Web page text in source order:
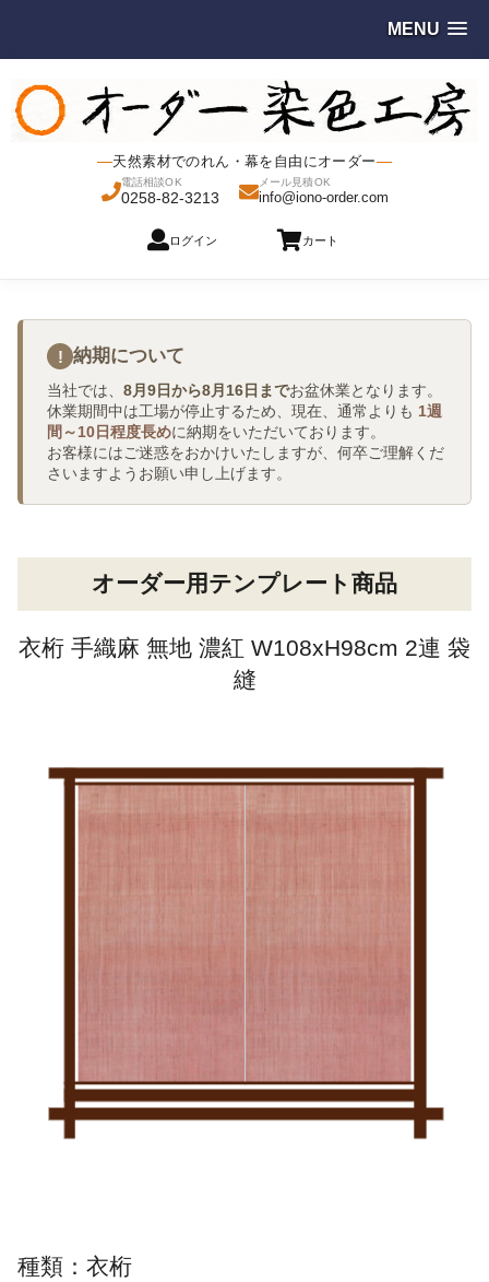
MENU
天然素材でのれん・幕を自由にオーダー
電話相談OK
0258-82-3213
メール見積OK
info@iono-order.com
ログイン カート
! 納期について
当社では、 8月9日から8月16日までお盆休業となります。
休業期間中は工場が停止するため、現在、通常よりも 1週
間～10日程度長めに納期をいただいております。
お客様にはご迷惑をおかけいたしますが、何卒ご理解くだ
さいますようお願い申し上げます。
オーダー用テンプレート商品
衣桁 手織麻 無地 濃紅 W108xH98cm 2連 袋
縫
種類：衣桁